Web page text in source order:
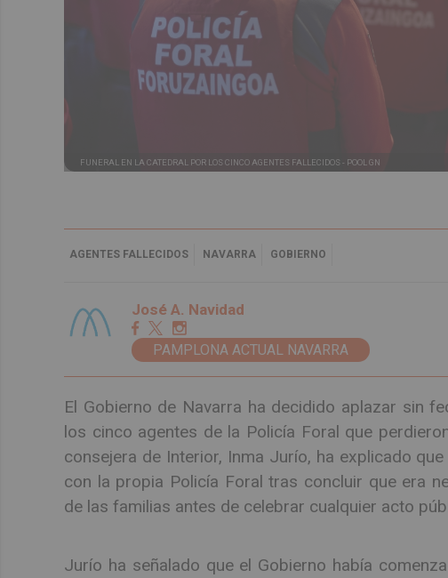
FUNERAL EN LA CATEDRAL POR LOS CINCO AGENTES FALLECIDOS - POOL GN
AGENTES FALLECIDOS NAVARRA GOBIERNO
José A. Navidad
PAMPLONA ACTUAL NAVARRA
El Gobierno de Navarra ha decidido aplazar sin
los cinco agentes de la Policía Foral que
consejera de Interior, Inma Jurío, ha explicado
con la propia Policía Foral tras concluir que era
de las familias antes de celebrar cualquier acto
Jurío ha señalado que el Gobierno había